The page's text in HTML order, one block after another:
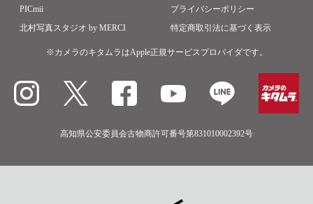
PICmii
北村写真スタジオ by MERCI
プライバシーポリシー
特定商取引法に基づく表示
※カメラのキタムラはApple正規サービスプロバイダです。
高知県公安委員会古物商許可番号第831010002392号